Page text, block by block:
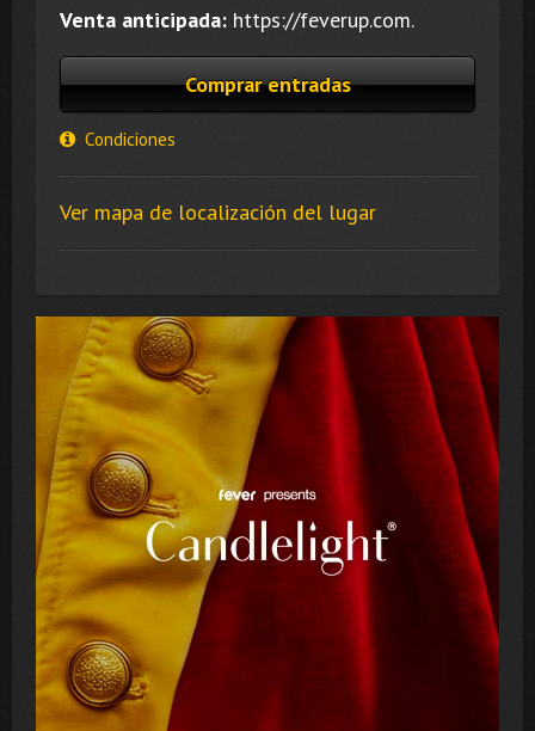
Venta anticipada: https://feverup.com.
Comprar entradas
Condiciones
Ver mapa de localización del lugar